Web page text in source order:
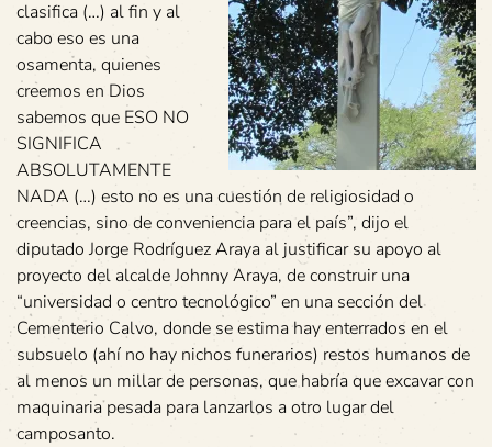
clasifica (…) al fin y al
cabo eso es una
osamenta, quienes
creemos en Dios
sabemos que ESO NO
SIGNIFICA
ABSOLUTAMENTE
NADA (…) esto no es una cuestión de religiosidad o
creencias, sino de conveniencia para el país”, dijo el
diputado Jorge Rodríguez Araya al justificar su apoyo al
proyecto del alcalde Johnny Araya, de construir una
“universidad o centro tecnológico” en una sección del
Cementerio Calvo, donde se estima hay enterrados en el
subsuelo (ahí no hay nichos funerarios) restos humanos de
al menos un millar de personas, que habría que excavar con
maquinaria pesada para lanzarlos a otro lugar del
camposanto.